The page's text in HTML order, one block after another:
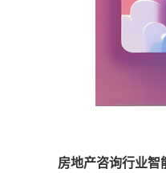
房地产咨询行业